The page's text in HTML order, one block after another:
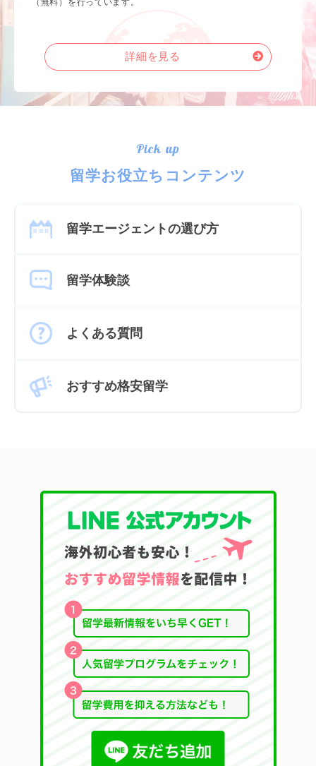
（無料）を行っています。
詳細を見る
Pick up
留学お役立ちコンテンツ
留学エージェントの選び方
留学体験談
よくある質問
おすすめ格安留学